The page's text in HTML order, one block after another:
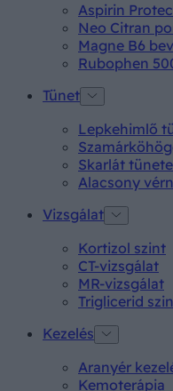
Aspirin
Neo Citran
Magne B6
Rubophen
Tünet
Lepkehimlő
Skarlát
Alacsony
Vizsgálat
Kortizol szint
CT-vizsgálat
MR-vizsgálat
Triglicerid
Kezelés
Aranyér
Kemoterápia